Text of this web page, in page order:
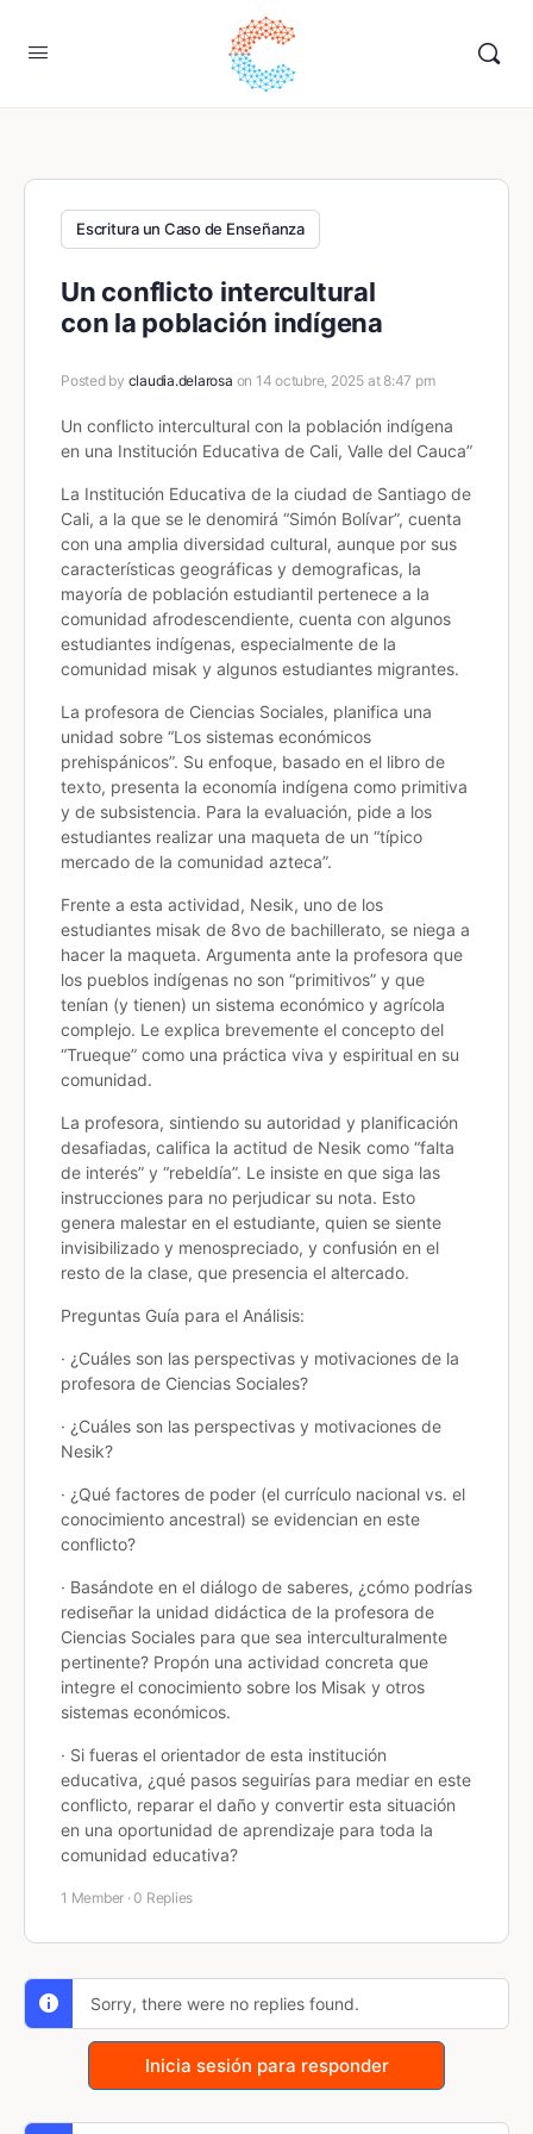
Escritura un Caso de Enseñanza
Un conflicto intercultural
con la población indígena
Posted by claudia.delarosa on 14 octubre, 2025 at 8:47 pm
Un conflicto intercultural con la población indígena
en una Institución Educativa de Cali, Valle del Cauca”
La Institución Educativa de la ciudad de Santiago de
Cali, a la que se le denomirá “Simón Bolívar”, cuenta
con una amplia diversidad cultural, aunque por sus
características geográficas y demograficas, la
mayoría de población estudiantil pertenece a la
comunidad afrodescendiente, cuenta con algunos
estudiantes indígenas, especialmente de la
comunidad misak y algunos estudiantes migrantes.
La profesora de Ciencias Sociales, planifica una
unidad sobre “Los sistemas económicos
prehispánicos”. Su enfoque, basado en el libro de
texto, presenta la economía indígena como primitiva
y de subsistencia. Para la evaluación, pide a los
estudiantes realizar una maqueta de un “típico
mercado de la comunidad azteca”.
Frente a esta actividad, Nesik, uno de los
estudiantes misak de 8vo de bachillerato, se niega a
hacer la maqueta. Argumenta ante la profesora que
los pueblos indígenas no son “primitivos” y que
tenían (y tienen) un sistema económico y agrícola
complejo. Le explica brevemente el concepto del
“Trueque” como una práctica viva y espiritual en su
comunidad.
La profesora, sintiendo su autoridad y planificación
desafiadas, califica la actitud de Nesik como “falta
de interés” y “rebeldía”. Le insiste en que siga las
instrucciones para no perjudicar su nota. Esto
genera malestar en el estudiante, quien se siente
invisibilizado y menospreciado, y confusión en el
resto de la clase, que presencia el altercado.
Preguntas Guía para el Análisis:
· ¿Cuáles son las perspectivas y motivaciones de la
profesora de Ciencias Sociales?
· ¿Cuáles son las perspectivas y motivaciones de
Nesik?
· ¿Qué factores de poder (el currículo nacional vs. el
conocimiento ancestral) se evidencian en este
conflicto?
· Basándote en el diálogo de saberes, ¿cómo podrías
rediseñar la unidad didáctica de la profesora de
Ciencias Sociales para que sea interculturalmente
pertinente? Propón una actividad concreta que
integre el conocimiento sobre los Misak y otros
sistemas económicos.
· Si fueras el orientador de esta institución
educativa, ¿qué pasos seguirías para mediar en este
conflicto, reparar el daño y convertir esta situación
en una oportunidad de aprendizaje para toda la
comunidad educativa?
1 Member ·0 Replies
Sorry, there were no replies found.
Inicia sesión para responder